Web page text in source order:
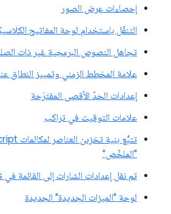
إحصاءات عرض الصور
التنقّل باستخدام لوحة المفاتيح
تجاهل النصوص البرمجية غير ذات
علامة المخطط الزمني وتمييز النطاق
إعدادات الحدّ الأقصى المقترَحة
علامات التوقيت في تراكب
"الملخّص"
تم نقل إعدادات الشارات إلى القائمة في Elements
لوحة "الميزات الجديدة" الجديدة